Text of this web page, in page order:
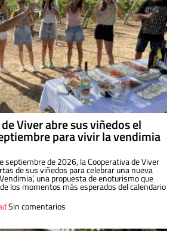
Viver abre sus viñedos el
para vivir la vendimia
septiembre de 2026, la Cooperativa de Viver
de sus viñedos para celebrar una nueva
una propuesta de enoturismo que
los momentos más esperados del calendario
Sin comentarios